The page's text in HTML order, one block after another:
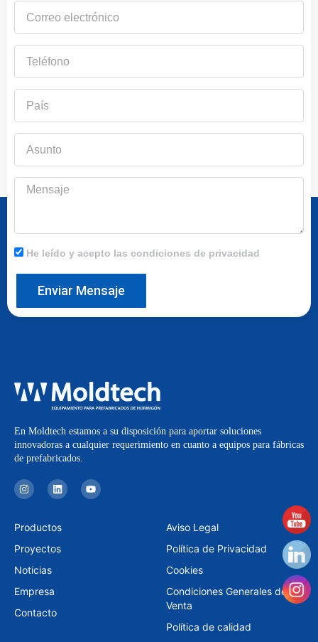
electrónico
Mensaje
He leído y acepto las condiciones de privacidad
Enviar Mensaje
En Moldtech estamos a su disposición para aportar soluciones
innovadoras a cualquier requerimiento en cuanto a equipos para fábricas
de prefabricados.
I
n
s
a
g
a
L
i
n
e
d
n
Y
o
u
Productos
Proyectos
Noticias
Empresa
Contacto
Aviso Legal
Política de Privacidad
Cookies
Condiciones Generales de
Venta
Política de calidad